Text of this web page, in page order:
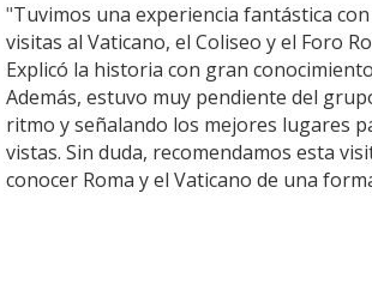
"Tuvimos una experiencia fantástica
visitas al Vaticano, el Coliseo y el Foro
Explicó la historia con gran
Además, estuvo muy pendiente del
ritmo y señalando los mejores lugares
vistas. Sin duda, recomendamos esta
conocer Roma y el Vaticano de una